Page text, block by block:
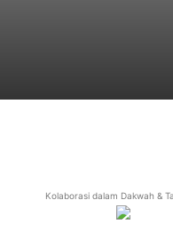
Kolaborasi dalam Dakwah &